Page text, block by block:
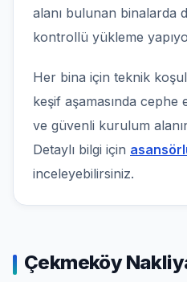
alanı bulunan binalarda
kontrollü yükleme
Her bina için teknik
keşif aşamasında cephe
ve güvenli kurulum
Detaylı bilgi için
inceleyebilirsiniz.
Çekmeköy